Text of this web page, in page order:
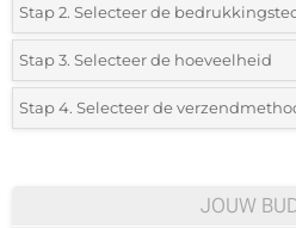
Stap 2. Selecteer de
*Selecteer de bedrukking en kleuren
1 Kleur (Aan een kant)
3 Kleuren (Aan een kant)
Stap 3. Selecteer de hoeveelheid
*Selecteer uit de lijst of voeg het
Stap 4. Selecteer de
JOUW